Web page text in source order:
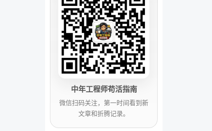
中年工程师苟活指南
微信扫码关注，第一时间看到新
文章和折腾记录。